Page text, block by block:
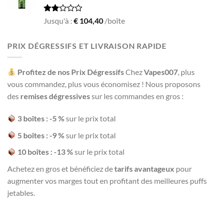
Rated
of 5
Jusqu'à : € 104,40 /boîte
PRIX DÉGRESSIFS ET LIVRAISON RAPIDE
Profitez de nos Prix DégressifsChezVapes007, plus
vous commandez, plus vous économisez ! Nous proposons
des remises dégressivessur les commandes en gros :
3 boîtes : -5 %sur le prix total
5 boîtes : -9 %sur le prix total
10 boîtes : -13 %sur le prix total
Achetez en gros et bénéficiez detarifs avantageux pour
augmenter vos marges tout en profitant des meilleures puffs
jetables.